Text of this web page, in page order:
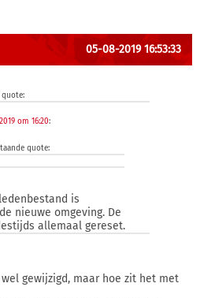
05-08-2019 16:53:33
om 16:20:
quote:
is
nieuwe omgeving. De
allemaal gereset.
gewijzigd, maar hoe zit het met